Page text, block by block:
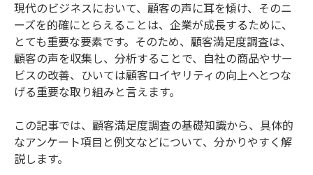
現代のビジネスにおいて、顧客の声に耳を傾け、そのニ
ーズを的確にとらえることは、企業が成長するために、
とても重要な要素です。そのため、顧客満足度調査は、
顧客の声を収集し、分析することで、自社の商品やサー
ビスの改善、ひいては顧客ロイヤリティの向上へとつな
げる重要な取り組みと言えます。
この記事では、顧客満足度調査の基礎知識から、具体的
なアンケート項目と例文などについて、分かりやすく解
説します。